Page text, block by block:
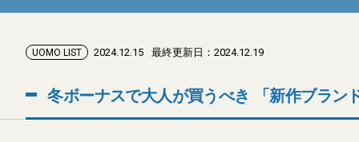
UOMO LIST 2024.12.15 最終更新日：2024.12.19
冬ボーナスで大人が買うべき 「新作ブラン